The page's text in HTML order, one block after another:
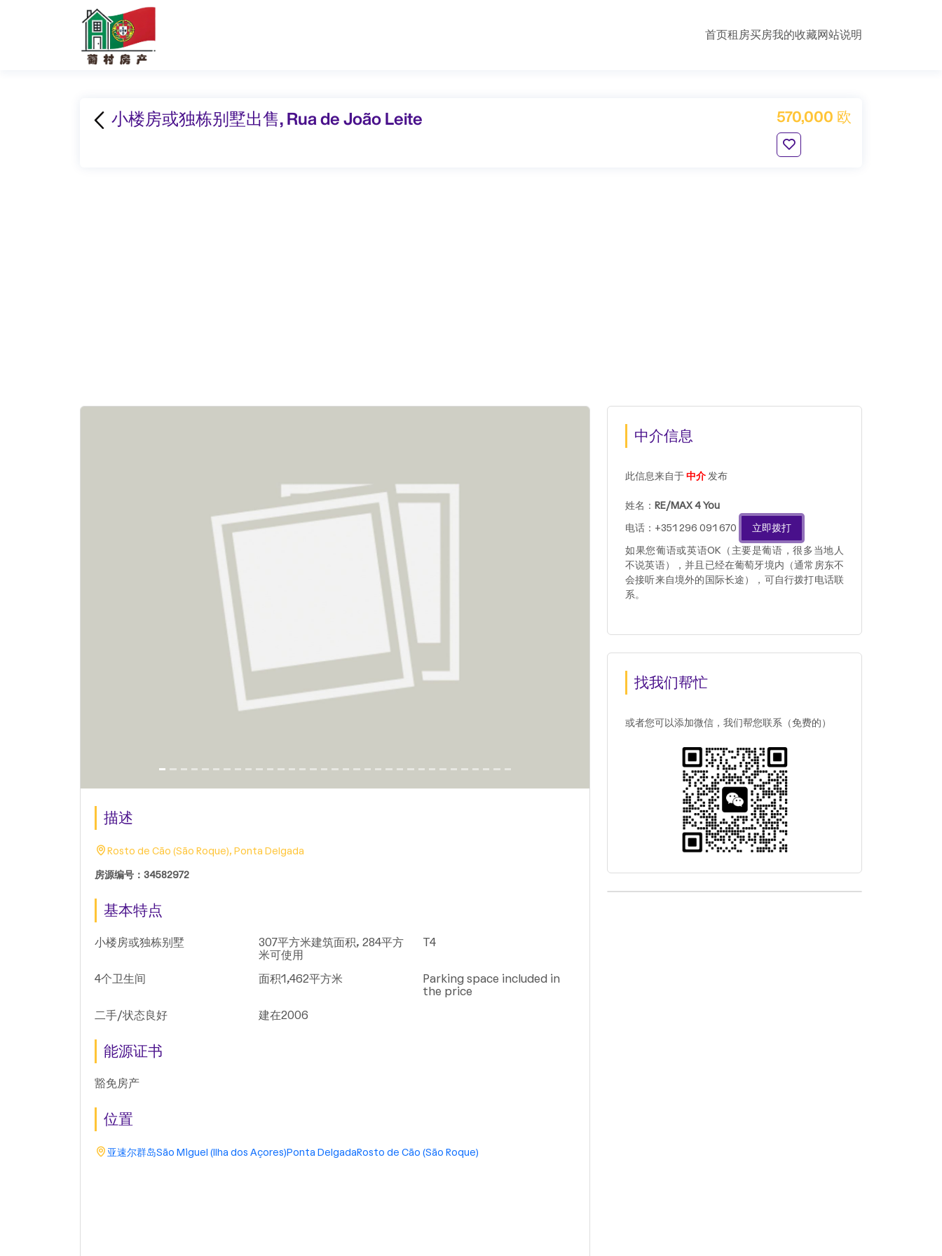
首页租房买房我的收藏网站说明
小楼房或独栋别墅出售, Rua de João Leite 570,000 欧
描述
Rosto de Cão (São Roque), Ponta Delgada
房源编号：34582972
基本特点
小楼房或独栋别墅
307平方米建筑面积, 284平方
米可使用
T4
4个卫生间 面积1,462平方米
Parking space included in
the price
二手/状态良好
建在2006
能源证书
豁免房产
位置
亚速尔群岛São Miguel (Ilha dos Açores)Ponta DelgadaRosto de Cão (São Roque)
中介信息
此信息来自于中介发布
姓名： RE/MAX 4 You
电话：+351 296 091 670
立即拨打
如果您葡语或英语OK（主要是葡语，很多当地人
不说英语），并且已经在葡萄牙境内（通常房东不
会接听来自境外的国际长途），可自行拨打电话联
系。
找我们帮忙
或者您可以添加微信，我们帮您联系（免费的）